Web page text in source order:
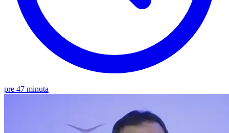
pre 47 minuta